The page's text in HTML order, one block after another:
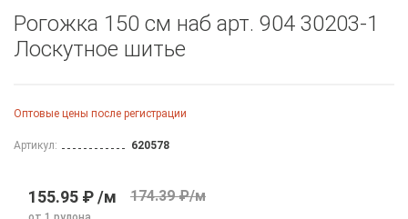
Рогожка 150 см наб арт. 904 30203-1
Лоскутное шитье
Оптовые цены после регистрации
Артикул: 620578
155.95 ₽ /м 174.39 ₽/м